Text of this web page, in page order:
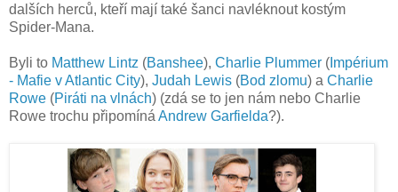
dalších herců, kteří mají také šanci navléknout kostým
Spider-Mana.
Byli to Matthew Lintz (Banshee), Charlie Plummer ( Impérium
- Mafie v Atlantic City), Judah Lewis (Bod zlomu) a Charlie
Rowe (Piráti na vlnách) (zdá se to jen nám nebo Charlie
Rowe trochu připomíná Andrew Garfielda?).